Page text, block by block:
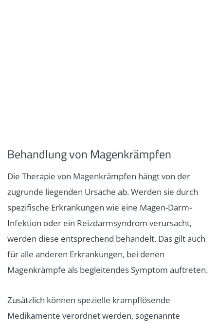
Behandlung von Magenkrämpfen
Die Therapie von Magenkrämpfen hängt von der
zugrunde liegenden Ursache ab. Werden sie durch
spezifische Erkrankungen wie eine Magen-Darm-
Infektion oder ein Reizdarmsyndrom verursacht,
werden diese entsprechend behandelt. Das gilt auch
für alle anderen Erkrankungen, bei denen
Magenkrämpfe als begleitendes Symptom auftreten.
Zusätzlich können spezielle krampflösende
Medikamente verordnet werden, sogenannte